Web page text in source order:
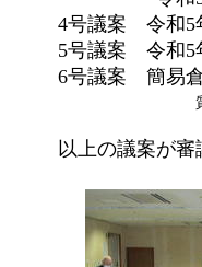
4号議案 令和5
5号議案 令和5
6号議案 簡易倉
以上の議案が